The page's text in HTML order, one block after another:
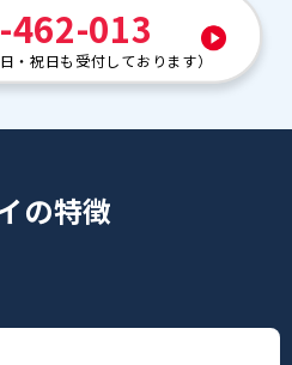
462-013
・祝日も受付しております）
の特徴